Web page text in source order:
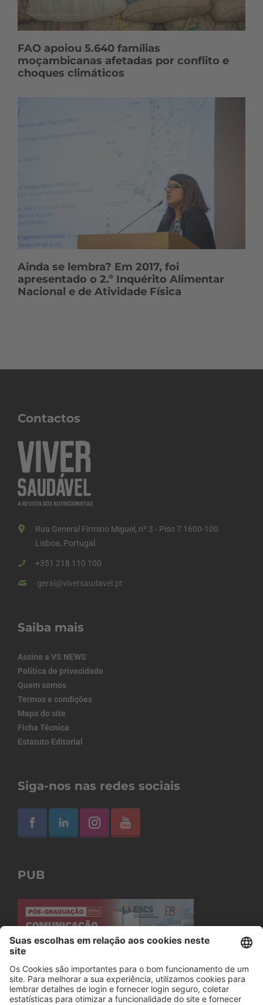
FAO apoiou 5.640 famílias
moçambicanas afetadas por conflito e
choques climáticos
Ainda se lembra? Em 2017, foi
apresentado o 2.º Inquérito Alimentar
Nacional e de Atividade Física
Contactos
Rua General Firmino Miguel, nº 3 - Piso 7 1600-100
Lisboa, Portugal
+351 218 110 100
geral@viversaudavel.pt
Saiba mais
Assine a VS NEWS
Política de privacidade
Quem somos
Termos e condições
Mapa do site
Ficha Técnica
Estatuto Editorial
Siga-nos nas redes sociais
PUB